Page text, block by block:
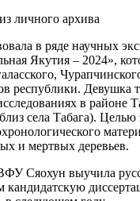
личного архива
в ряде научных
Якутия – 2024»,
республики. Девушка
в районе
села Табага). Целью
и мертвых деревьев.
Сяохун выучила
кандидатскую